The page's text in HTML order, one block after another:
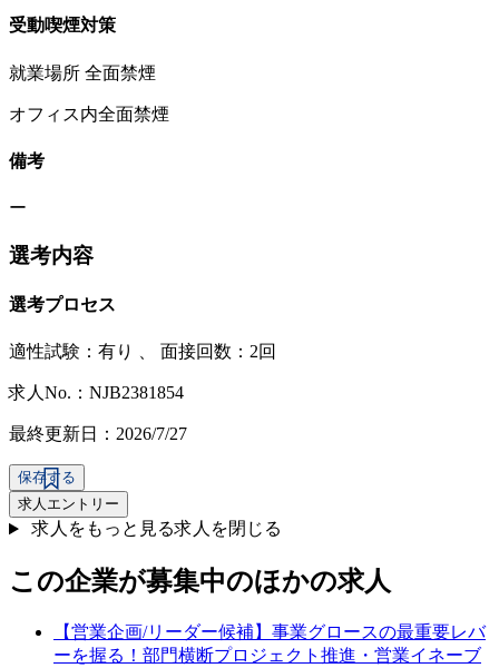
受動喫煙対策
就業場所 全面禁煙
オフィス内全面禁煙
備考
ー
選考内容
選考プロセス
適性試験： 有り 面接回数：2回
求人No.：NJB2381854
最終更新日：2026/7/27
保存する
求人エントリー
求人をもっと見る求人を閉じる
この企業が募集中のほかの求人
【営業企画/リーダー候補】事業グロースの最重要レバ
ーを握る！部門横断プロジェクト推進・営業イネーブ